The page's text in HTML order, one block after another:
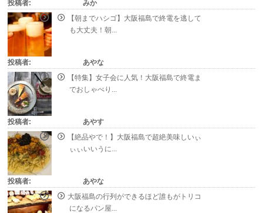
投稿者:
みか
【朝までハシゴ】大阪福島で終電を逃して
も大丈夫！朝...
投稿者:
あやな
【特集】女子会に人気！大阪福島で終電ま
でおしゃべり...
投稿者:
あやす
【絶品やで！】大阪福島で超絶美味しいぃ
ぃぃいいうに...
投稿者:
あやな
大阪福島の行列ができるほど誰もがトリコ
になるパン屋...